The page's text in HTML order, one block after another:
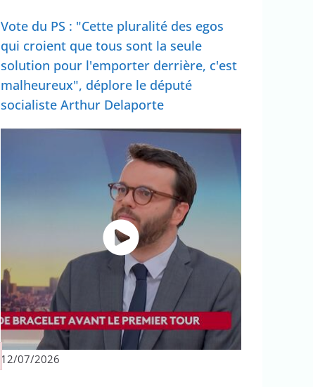
Vote du PS : "Cette pluralité des egos
qui croient que tous sont la seule
solution pour l'emporter derrière, c'est
malheureux", déplore le député
socialiste Arthur Delaporte
12/07/2026